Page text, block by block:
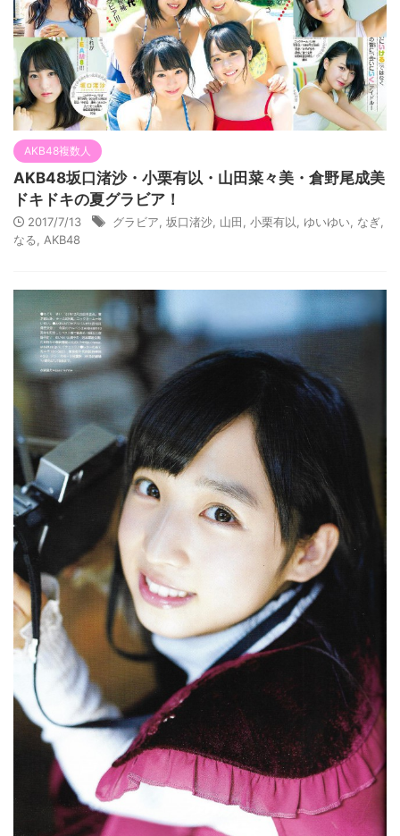
AKB48複数人
AKB48坂口渚沙・小栗有以・山田菜々美・倉野尾成美
ドキドキの夏グラビア！
2017/7/13 グラビア 坂口渚沙 山田 小栗有以 ゆいゆい なぎ
なる
AKB48